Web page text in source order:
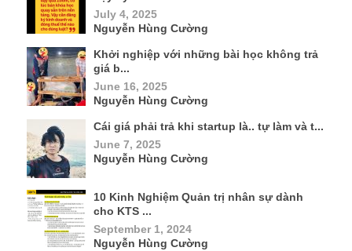
July 4, 2025
Nguyễn Hùng Cường
Khởi nghiệp với những bài học không trả
giá b...
June 16, 2025
Nguyễn Hùng Cường
Cái giá phải trả khi startup là.. tự làm và t...
June 7, 2025
Nguyễn Hùng Cường
10 Kinh Nghiệm Quản trị nhân sự dành
cho KTS ...
September 1, 2024
Nguyễn Hùng Cường